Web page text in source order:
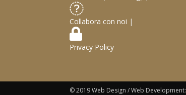
Collabora con noi |
Privacy Policy
© 2019 Web Design / Web Development: